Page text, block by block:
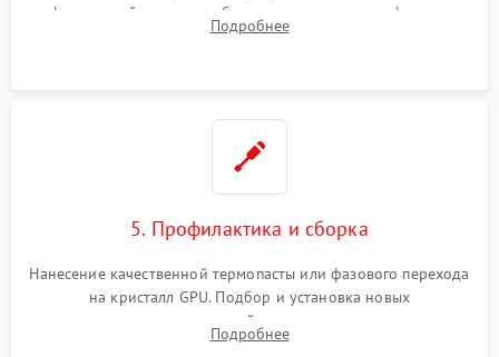
инфракрасной станции реболлинг или замена графического
чипа и дефектной памяти GDDR. Прошивка BIOS
Подробнее
5. Профилактика и сборка
Нанесение качественной термопасты или фазового перехода
на кристалл GPU. Подбор и установка новых
термопрокладок правильной толщины на память и цепи
питания. Монтаж радиатора и бэкплейта, подключение и
Подробнее